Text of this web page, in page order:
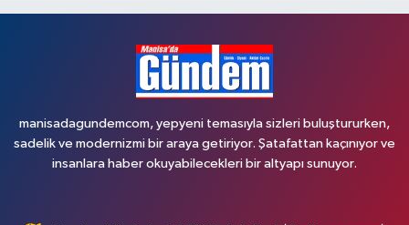
manisadagundemcom, yepyeni temasıyla sizleri buluştururken,
sadelik ve modernizmi bir araya getiriyor. Şatafattan kaçınıyor ve
insanlara haber okuyabilecekleri bir altyapı sunuyor.